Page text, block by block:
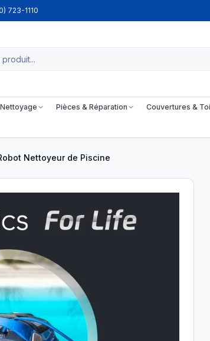
723-1110
Nettoyage Pièces & Réparation Couvertures &
Nettoyeur de Piscine